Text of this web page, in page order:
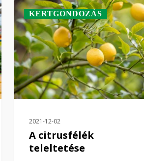
KERTGONDOZÁS
2021-12-02
A citrusfélék
teleltetése